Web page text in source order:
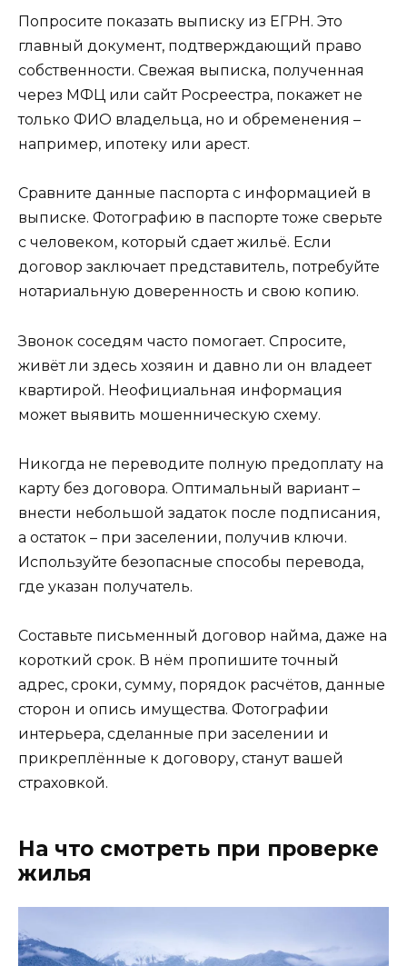
Попросите показать выписку из ЕГРН. Это
главный документ, подтверждающий право
собственности. Свежая выписка, полученная
через МФЦ или сайт Росреестра, покажет не
только ФИО владельца, но и обременения –
например, ипотеку или арест.
Сравните данные паспорта с информацией в
выписке. Фотографию в паспорте тоже сверьте
с человеком, который сдает жильё. Если
договор заключает представитель, потребуйте
нотариальную доверенность и свою копию.
Звонок соседям часто помогает. Спросите,
живёт ли здесь хозяин и давно ли он владеет
квартирой. Неофициальная информация
может выявить мошенническую схему.
Никогда не переводите полную предоплату на
карту без договора. Оптимальный вариант –
внести небольшой задаток после подписания,
а остаток – при заселении, получив ключи.
Используйте безопасные способы перевода,
где указан получатель.
Составьте письменный договор найма, даже на
короткий срок. В нём пропишите точный
адрес, сроки, сумму, порядок расчётов, данные
сторон и опись имущества. Фотографии
интерьера, сделанные при заселении и
прикреплённые к договору, станут вашей
страховкой.
На что смотреть при проверке
жилья